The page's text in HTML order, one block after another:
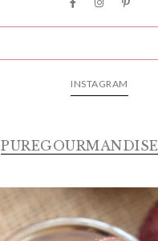
INSTAGRAM
PUREGOURMANDISE